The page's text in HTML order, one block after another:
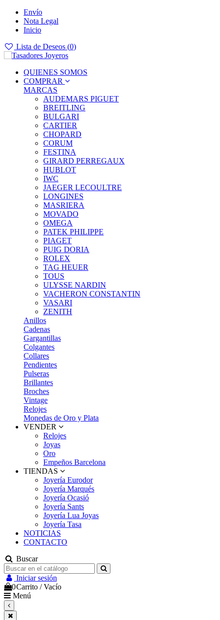
Envío
Nota Legal
Inicio
Lista de Deseos (0)
QUIENES SOMOS
COMPRAR
MARCAS
AUDEMARS PIGUET
BREITLING
BULGARI
CARTIER
CHOPARD
CORUM
FESTINA
GIRARD PERREGAUX
HUBLOT
IWC
JAEGER LECOULTRE
LONGINES
MASRIERA
MOVADO
OMEGA
PATEK PHILIPPE
PIAGET
PUIG DORIA
ROLEX
TAG HEUER
TOUS
ULYSSE NARDIN
VACHERON CONSTANTIN
VASARI
ZENITH
Anillos
Cadenas
Gargantillas
Colgantes
Collares
Pendientes
Pulseras
Brillantes
Broches
Vintage
Relojes
Monedas de Oro y Plata
VENDER
Relojes
Joyas
Oro
Empeños Barcelona
TIENDAS
Joyería Eurodor
Joyería Marqués
Joyería Ocasió
Joyería Sants
Joyería Lua Joyas
Joyería Tasa
NOTICIAS
CONTACTO
Buscar
Iniciar sesión
0Carrito /Vacío
Menú